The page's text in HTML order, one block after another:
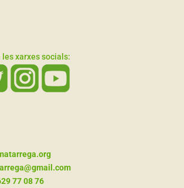
les xarxes socials:
77 08 76